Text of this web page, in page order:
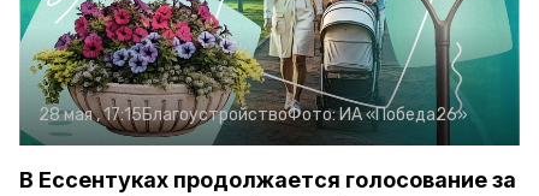
28 мая , 17:15БлагоустройствоФото:ИА «Победа26»
В Ессентуках продолжается голосование за